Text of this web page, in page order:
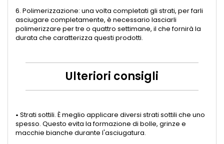
6. Polimerizzazione: una volta completati gli strati, per farli
asciugare completamente, è necessario lasciarli
polimerizzare per tre o quattro settimane, il che fornirà la
durata che caratterizza questi prodotti.
Ulteriori consigli
• Strati sottili. È meglio applicare diversi strati sottili che uno
spesso. Questo evita la formazione di bolle, grinze e
macchie bianche durante l'asciugatura.